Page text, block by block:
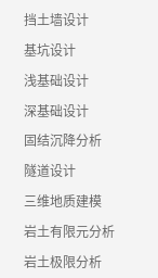
挡土墙设计
基坑设计
浅基础设计
深基础设计
固结沉降分析
隧道设计
三维地质建模
岩土有限元分析
岩土极限分析